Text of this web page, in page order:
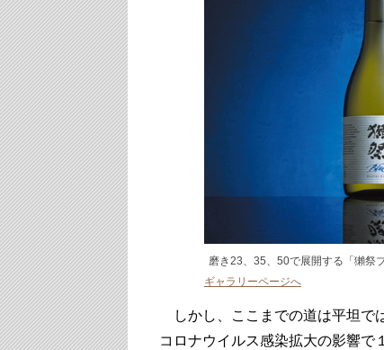
磨き23、35、50で展開する「獺祭
ギャラリーページへ
しかし、ここまでの道は平坦で
コロナウイルス感染拡大の影響で